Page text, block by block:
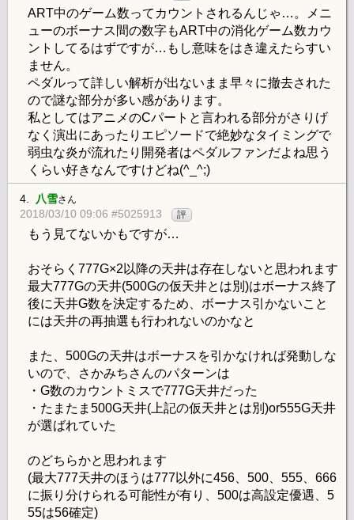
ART中のゲーム数ってカウントされるんじゃ…。メニ
ューのボーナス間の数字もART中の消化ゲーム数カウ
ントしてるはずですが…もし意味をはき違えたらすい
ません。
ペダルって詳しい解析が出ないまま早々に撤去された
ので謎な部分が多い感があります。
私としてはアニメのCパートと言われる部分がさりげ
なく演出にあったりエピソードで絶妙なタイミングで
弱虫な炎が流れたり開発者はペダルファンだよね思う
くらい好きなんですけどね(^_^;)
4. 八雪さん
2018/03/10 09:06 #5025913 評
もう見てないかもですが…
おそらく777G×2以降の天井は存在しないと思われます
最大777Gの天井(500Gの仮天井とは別)はボーナス終了
後に天井G数を決定するため、ボーナス引かないこと
には天井の再抽選も行われないのかなと
また、500Gの天井はボーナスを引かなければ発動しな
いので、さかみちさんのパターンは
・G数のカウントミスで777G天井だった
・たまたま500G天井(上記の仮天井とは別)or555G天井
が選ばれていた
のどちらかと思われます
(最大777天井のほうは777以外に456、500、555、666
に振り分けられる可能性が有り、500は高設定優遇、5
55は56確定)